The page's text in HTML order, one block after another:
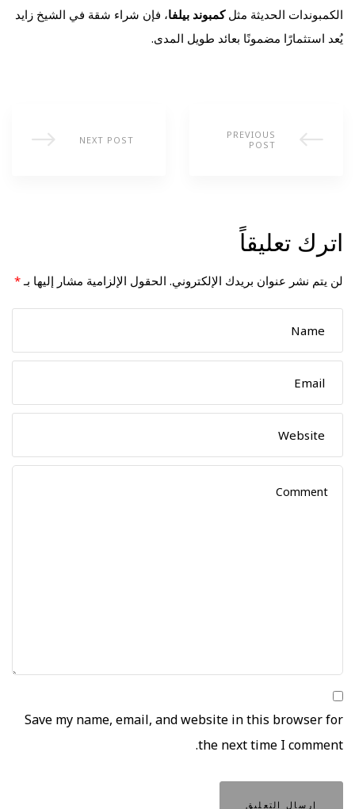
الكمبوندات الحديثة مثلكمبوند بيلفا، فإن شراء شقة في الشيخ زايد
يُعد استثمارًا مضمونًا بعائد طويل المدى.
PREVIOUS
POST
NEXT POST
اترك تعليقاً
لن يتم نشر عنوان بريدك الإلكتروني. الحقول الإلزامية مشار إليها بـ *
Save my name, email, and website in this browser for
the next time I comment.